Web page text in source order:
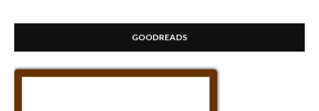
GOODREADS